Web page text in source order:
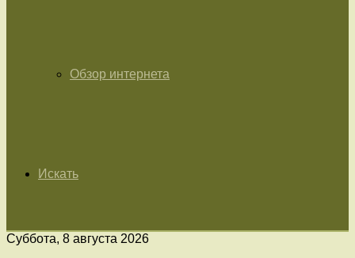
Обзор интернета
Искать
Суббота, 8 августа 2026